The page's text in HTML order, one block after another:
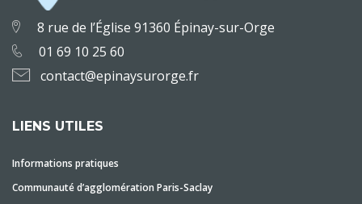
8 rue de l’Église 91360 Épinay-sur-Orge
01 69 10 25 60
contact@epinaysurorge.fr
LIENS UTILES
Informations pratiques
Communauté d’agglomération Paris-Saclay